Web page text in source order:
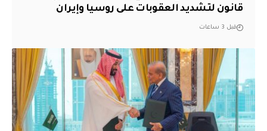
قانون لتشديد العقوبات على روسيا وإيران
قبل 3 ساعات